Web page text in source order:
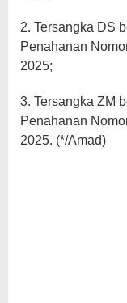
2. Tersangka DS
Penahanan
2025;
3. Tersangka ZM
Penahanan
2025. (*/Amad)